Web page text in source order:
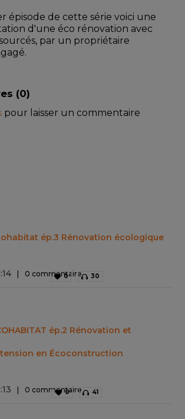
épisode de cette série voici une
d'une éco rénovation avec
par un propriétaire
(0)
pour laisser un commentaire
ép.3 Rénovation écologique
:14 0 commentaire
0 30
ép.2 Rénovation et
en Écoconstruction
:13 0 commentaire
0 41